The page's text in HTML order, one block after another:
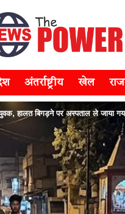
अंतर्राष्ट्रीय खेल
हालत बिगड़ने पर अस्पताल ले जाया